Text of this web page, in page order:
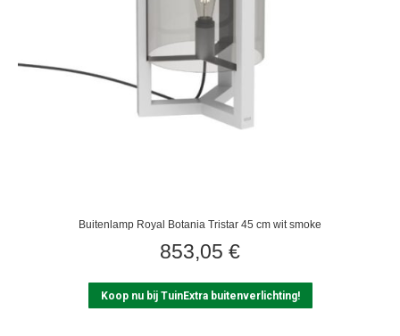
Buitenlamp Royal Botania Tristar 45 cm wit smoke
853,05 €
Koop nu bij TuinExtra buitenverlichting!